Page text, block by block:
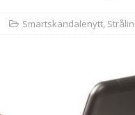
Smartskandalenytt,